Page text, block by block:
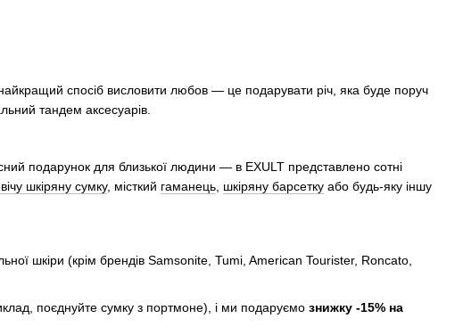
спосіб висловити любов — це подарувати річ, яка буде поруч
тандем аксесуарів.
подарунок для близької людини — в EXULT представлено сотні
шкіряну сумку, місткий гаманець, шкіряну барсетку або будь-яку іншу
шкіри (крім брендів Samsonite, Tumi, American Tourister, Roncato,
поєднуйте сумку з портмоне), і ми подаруємо знижку -15% на